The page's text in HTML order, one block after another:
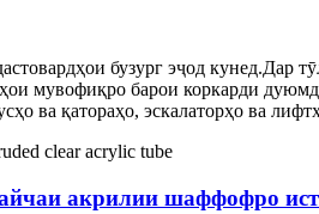
бузург эҷод кунед.Дар
мувофиқро барои коркарди
ва қатораҳо, эскалаторҳо ва
акрилии шаффофро